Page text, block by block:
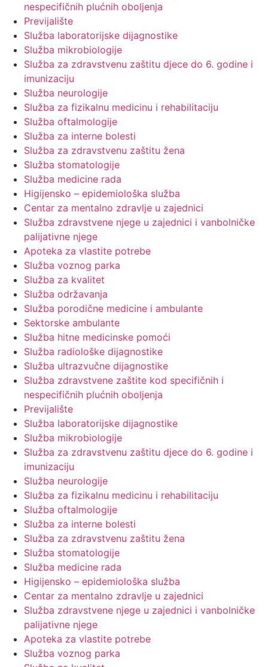
nespecifičnih plućnih oboljenja
Previjalište
Služba laboratorijske dijagnostike
Služba mikrobiologije
Služba za zdravstvenu zaštitu djece do 6. godine i
imunizaciju
Služba neurologije
Služba za fizikalnu medicinu i rehabilitaciju
Služba oftalmologije
Služba za interne bolesti
Služba za zdravstvenu zaštitu žena
Služba stomatologije
Služba medicine rada
Higijensko – epidemiološka služba
Centar za mentalno zdravlje u zajednici
Služba zdravstvene njege u zajednici i vanbolničke
palijativne njege
Apoteka za vlastite potrebe
Služba voznog parka
Služba za kvalitet
Služba održavanja
Služba porodične medicine i ambulante
Sektorske ambulante
Služba hitne medicinske pomoći
Služba radiološke dijagnostike
Služba ultrazvučne dijagnostike
Služba zdravstvene zaštite kod specifičnih i
nespecifičnih plućnih oboljenja
Previjalište
Služba laboratorijske dijagnostike
Služba mikrobiologije
Služba za zdravstvenu zaštitu djece do 6. godine i
imunizaciju
Služba neurologije
Služba za fizikalnu medicinu i rehabilitaciju
Služba oftalmologije
Služba za interne bolesti
Služba za zdravstvenu zaštitu žena
Služba stomatologije
Služba medicine rada
Higijensko – epidemiološka služba
Centar za mentalno zdravlje u zajednici
Služba zdravstvene njege u zajednici i vanbolničke
palijativne njege
Apoteka za vlastite potrebe
Služba voznog parka